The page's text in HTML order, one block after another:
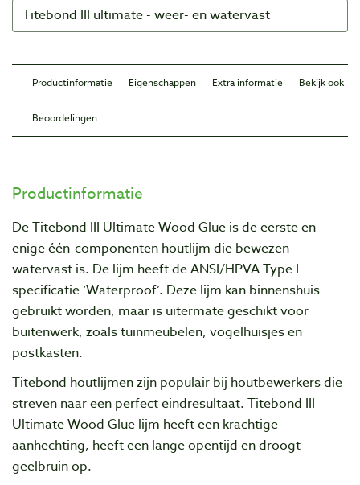
Productinformatie Eigenschappen Extra informatie Bekijk ook
Beoordelingen
Productinformatie
De Titebond III Ultimate Wood Glue is de eerste en
enige één-componenten houtlijm die bewezen
watervast is. De lijm heeft de ANSI/HPVA Type I
specificatie ‘Waterproof’. Deze lijm kan binnenshuis
gebruikt worden, maar is uitermate geschikt voor
buitenwerk, zoals tuinmeubelen, vogelhuisjes en
postkasten.
Titebond houtlijmen zijn populair bij houtbewerkers die
streven naar een perfect eindresultaat. Titebond III
Ultimate Wood Glue lijm heeft een krachtige
aanhechting, heeft een lange opentijd en droogt
geelbruin op.